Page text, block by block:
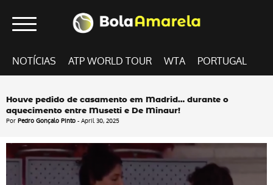
NOTÍCIAS ATP WORLD TOUR WTA PORTUGAL
Houve pedido de casamento em Madrid… durante o
aquecimento entre Musetti e De Minaur!
Por Pedro Gonçalo Pinto - April 30, 2025